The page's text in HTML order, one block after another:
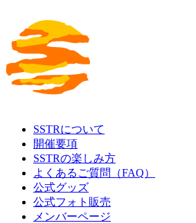
SSTRについて
開催要項
SSTRの楽しみ方
よくあるご質問（FAQ）
公式グッズ
公式フォト販売
メンバーページ